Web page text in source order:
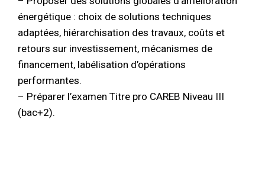
énergétique : choix de solutions techniques
adaptées, hiérarchisation des travaux, coûts et
retours sur investissement, mécanismes de
financement, labélisation d’opérations
performantes.
– Préparer l’examen Titre pro CAREB Niveau III
(bac+2).